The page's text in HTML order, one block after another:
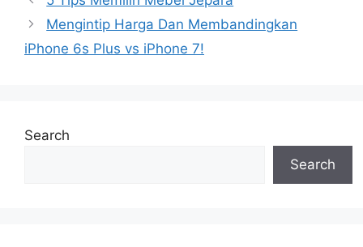
Mengintip Harga Dan Membandingkan
iPhone 6s Plus vs iPhone 7!
Search
Search